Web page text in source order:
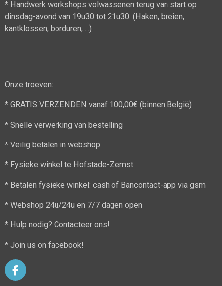
* Handwerk workshops volwassenen terug van start op
dinsdag-avond van 19u30 tot 21u30. (Haken, breien,
kantklossen, borduren, ...)
Onze troeven:
* GRATIS VERZENDEN vanaf 100,00€ (binnen België)
* Snelle verwerking van bestelling
* Veilig betalen in webshop
* Fysieke winkel te Hofstade-Zemst
* Betalen fysieke winkel: cash of Bancontact-app via gsm
* Webshop 24u/24u en 7/7 dagen open
* Hulp nodig? Contacteer ons!
* Join us on facebook!
F
a